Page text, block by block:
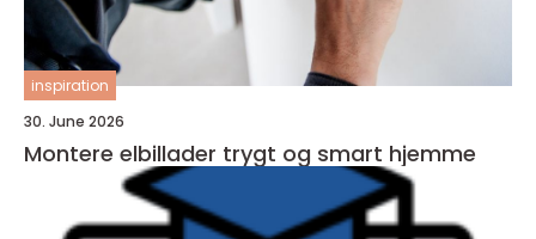
inspiration
30. June 2026
Montere elbillader trygt og smart hjemme